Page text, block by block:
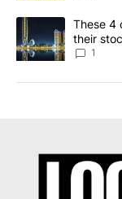
A trending article
These 4
their
1